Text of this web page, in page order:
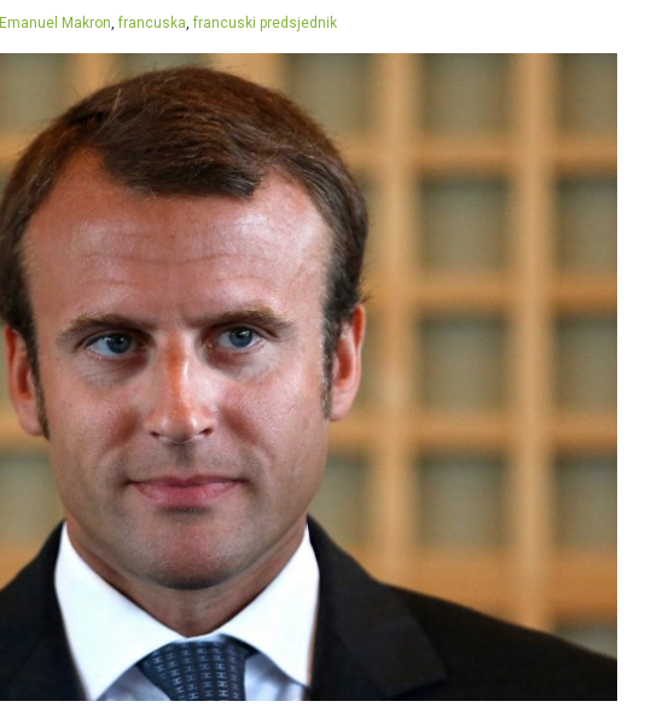
Emanuel Makron,francuska,francuski predsjednik